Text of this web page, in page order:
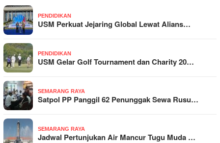
PENDIDIKAN
USM Perkuat Jejaring Global Lewat Alians…
PENDIDIKAN
USM Gelar Golf Tournament dan Charity 20…
SEMARANG RAYA
Satpol PP Panggil 62 Penunggak Sewa Rusu…
SEMARANG RAYA
Jadwal Pertunjukan Air Mancur Tugu Muda …